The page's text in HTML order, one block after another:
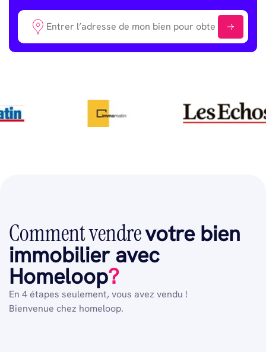
Comment vendrevotre bien
immobilier avec
Homeloop?
En 4 étapes seulement, vous avez vendu !
Bienvenue chez homeloop.